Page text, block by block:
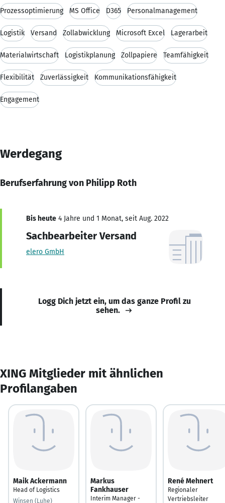
Prozessoptimierung MS Office D365 Personalmanagement
Logistik Versand Zollabwicklung Microsoft Excel Lagerarbeit
Materialwirtschaft Logistikplanung Zollpapiere Teamfähigkeit
Flexibilität Zuverlässigkeit Kommunikationsfähigkeit
Engagement
Werdegang
Berufserfahrung von Philipp Roth
Bis heute 4 Jahre und 1 Monat, seit Aug. 2022
Sachbearbeiter Versand
elero GmbH
Logg Dich jetzt ein, um das ganze Profil zu
sehen.
XING Mitglieder mit ähnlichen
Profilangaben
Maik Ackermann
Head of Logistics
Winsen (Luhe)
Markus
Fankhauser
Interim Manager -
René Mehnert
Regionaler
Vertriebsleiter